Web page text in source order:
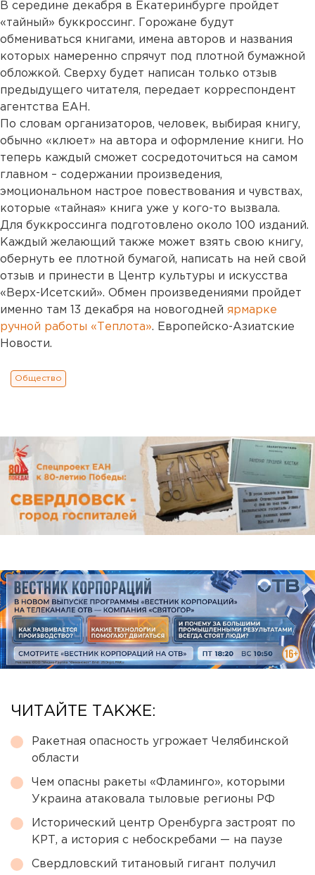
В середине декабря в Екатеринбурге пройдет
«тайный» буккроссинг. Горожане будут
обмениваться книгами, имена авторов и названия
которых намеренно спрячут под плотной бумажной
обложкой. Сверху будет написан только отзыв
предыдущего читателя, передает корреспондент
агентства ЕАН.
По словам организаторов, человек, выбирая книгу,
обычно «клюет» на автора и оформление книги. Но
теперь каждый сможет сосредоточиться на самом
главном – содержании произведения,
эмоциональном настрое повествования и чувствах,
которые «тайная» книга уже у кого-то вызвала.
Для буккроссинга подготовлено около 100 изданий.
Каждый желающий также может взять свою книгу,
обернуть ее плотной бумагой, написать на ней свой
отзыв и принести в Центр культуры и искусства
«Верх-Исетский». Обмен произведениями пройдет
именно там 13 декабря на новогодней ярмарке
ручной работы «Теплота». Европейско-Азиатские
Новости.
Общество
ЧИТАЙТЕ ТАКЖЕ:
Ракетная опасность угрожает Челябинской
области
Чем опасны ракеты «Фламинго», которыми
Украина атаковала тыловые регионы РФ
Исторический центр Оренбурга застроят по
КРТ, а история с небоскребами — на паузе
Свердловский титановый гигант получил